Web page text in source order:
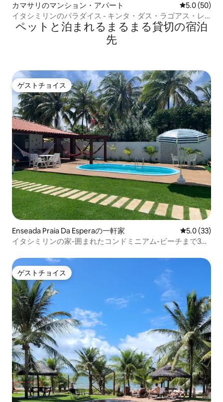
カマサリのマンション・アパート レビュー50
5.0 (50)
イタシミリンのパラダイス - キンタ・ダス・ラゴアス・レ
ゼルヴァ
ペットと泊まれるまるまる貸切の宿泊
先
ゲストチョイス
ゲストチョイス
Enseada Praia Da Esperaの一軒家 レビュー33
5.0 (33)
イタシミリンの家-囲まれたコンドミニアム-ビーチまで3
ゲストチョイス
ゲストチョイス